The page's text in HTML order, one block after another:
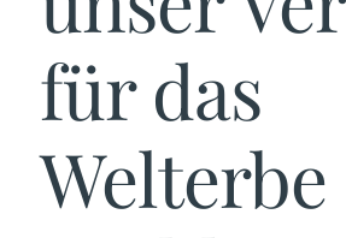
für das
Welterbe